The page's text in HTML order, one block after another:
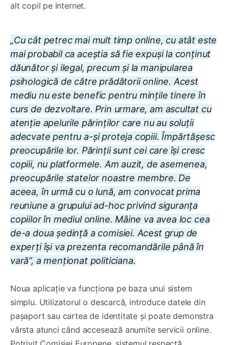
alt copil pe internet.
„Cu cât petrec mai mult timp online, cu atât este
mai probabil ca aceștia să fie expuși la conținut
dăunător și ilegal, precum și la manipularea
psihologică de către prădătorii online. Acest
mediu nu este benefic pentru mințile tinere în
curs de dezvoltare. Prin urmare, am ascultat cu
atenție apelurile părinților care nu au soluții
adecvate pentru a-și proteja copiii. Împărtășesc
preocupările lor. Părinții sunt cei care își cresc
copiii, nu platformele. Am auzit, de asemenea,
preocupările statelor noastre membre. De
aceea, în urmă cu o lună, am convocat prima
reuniune a grupului ad-hoc privind siguranța
copiilor în mediul online. Mâine va avea loc cea
de-a doua ședință a comisiei. Acest grup de
experți își va prezenta recomandările până în
vară”, a menționat politiciana.
Noua aplicație va funcționa pe baza unui sistem
simplu. Utilizatorul o descarcă, introduce datele din
pașaport sau cartea de identitate și poate demonstra
vârsta atunci când accesează anumite servicii online.